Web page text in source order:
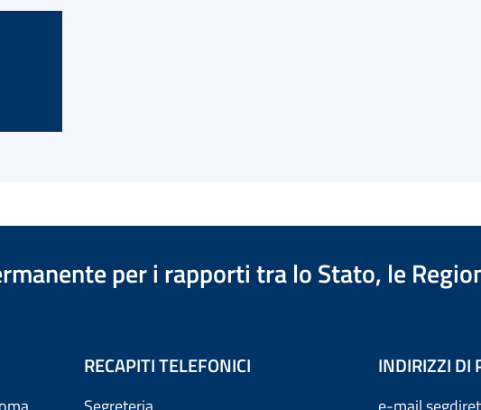
per i rapporti tra lo Stato, le
RECAPITI TELEFONICI INDIRIZZI DI